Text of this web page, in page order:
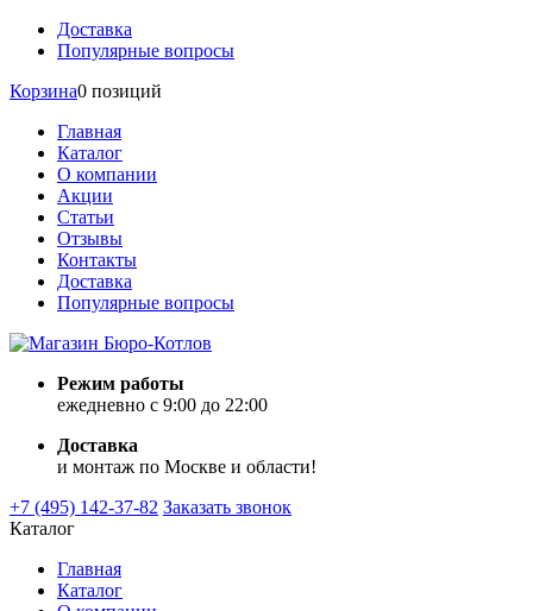
Доставка
Популярные вопросы
Корзина0 позиций
Главная
Каталог
О компании
Акции
Статьи
Отзывы
Контакты
Доставка
Популярные вопросы
Режим работы
ежедневно с 9:00 до 22:00
Доставка
и монтаж по Москве и области!
+7 (495) 142-37-82 Заказать звонок
Каталог
Главная
Каталог